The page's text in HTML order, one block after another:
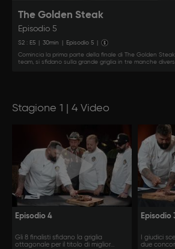
The Golden Steak
Episodio 5
S2 : E5 30min Episodio 5
Comincia la prima parte della finale di The Golden
team, si sfidano sulla grande griglia in tre manche
Stagione 1 | 4 Video
Episodio 4
Gli 8 finalisti sfidano la griglia
ottagonale per il titolo di miglior
Episodio
I giudici
due